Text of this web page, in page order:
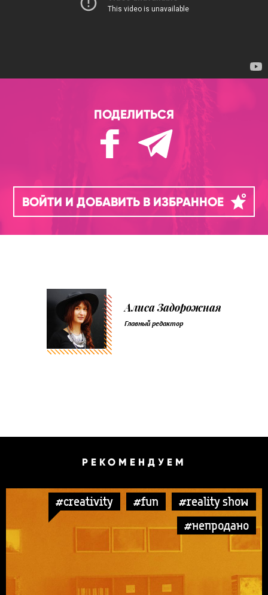
ПОДЕЛИТЬСЯ
ВОЙТИ И ДОБАВИТЬ В ИЗБРАННОЕ
Алиса Задорожная
Главный редактор
РЕКОМЕНДУЕМ
#creativity #fun
#reality show
#непродано